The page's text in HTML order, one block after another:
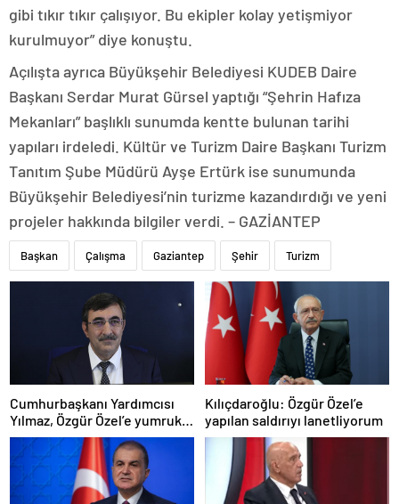
gibi tıkır tıkır çalışıyor. Bu ekipler kolay yetişmiyor
kurulmuyor” diye konuştu.
Açılışta ayrıca Büyükşehir Belediyesi KUDEB Daire
Başkanı Serdar Murat Gürsel yaptığı “Şehrin Hafıza
Mekanları” başlıklı sunumda kentte bulunan tarihi
yapıları irdeledi. Kültür ve Turizm Daire Başkanı Turizm
Tanıtım Şube Müdürü Ayşe Ertürk ise sunumunda
Büyükşehir Belediyesi’nin turizme kazandırdığı ve yeni
projeler hakkında bilgiler verdi. – GAZİANTEP
Başkan Çalışma Gaziantep Şehir Turizm
Cumhurbaşkanı Yardımcısı
Yılmaz, Özgür Özel’e yumruklu
saldırıyı kınadı
Kılıçdaroğlu: Özgür Özel’e
yapılan saldırıyı lanetliyorum